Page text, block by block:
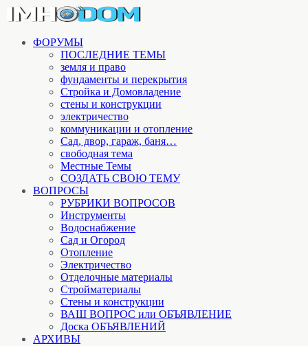
ФОРУМЫ
ПОСЛЕДНИЕ ТЕМЫ
земля и право
фундаменты и перекрытия
Стройка и Домовладение
стены и конструкции
электричество
коммуникации и отопление
Cад, двор, гараж, баня…
свободная тема
Местные Темы
СОЗДАТЬ СВОЮ ТЕМУ
ВОПРОСЫ
РУБРИКИ ВОПРОСОВ
Инструменты
Водоснабжение
Сад и Огород
Отопление
Электричество
Отделочные материалы
Стройматериалы
Стены и конструкции
ВАШ ВОПРОС или ОБЪЯВЛЕНИЕ
Доска ОБЪЯВЛЕНИЙ
АРХИВЫ